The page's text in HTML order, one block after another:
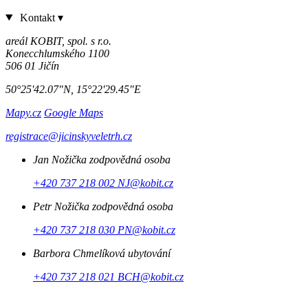
Kontakt ▾
areál KOBIT, spol. s r.o.
Konecchlumského 1100
506 01 Jičín
50°25'42.07"N, 15°22'29.45"E
Mapy.cz Google Maps
registrace@jicinskyveletrh.cz
Jan Nožička zodpovědná osoba
+420 737 218 002 NJ@kobit.cz
Petr Nožička zodpovědná osoba
+420 737 218 030 PN@kobit.cz
Barbora Chmelíková ubytování
+420 737 218 021 BCH@kobit.cz